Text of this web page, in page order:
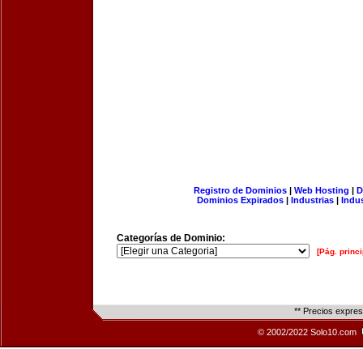
Registro de Dominios| Web Hosting |
Dominios Expirados | Industrias |
Categorías de Dominio:
[Pág.
** Precios
© 2002/2022 Solo10.com